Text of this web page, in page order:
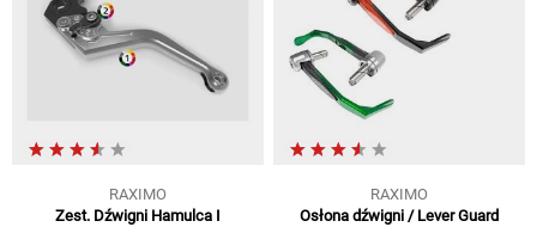
RAXIMO
Zest. Dźwigni Hamulca I
RAXIMO
Osłona dźwigni / Lever Guard